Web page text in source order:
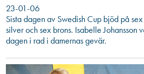
23-01-06
Sista dagen av Swedish Cup bjöd på
silver och sex brons. Isabelle Johansson
dagen i rad i damernas gevär.